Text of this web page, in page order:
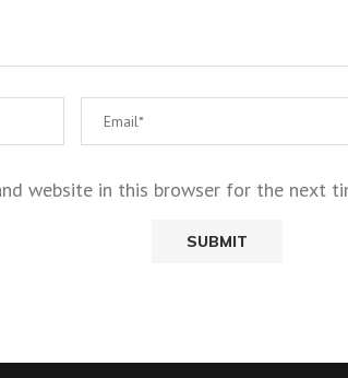
website in this browser for the next